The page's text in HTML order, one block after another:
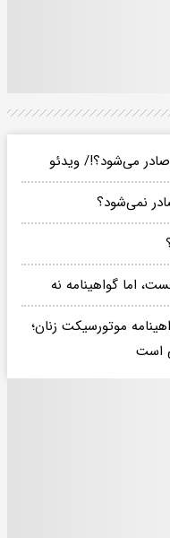
می‌شود؟!/ ویدئو
نمی‌شود؟
اما گواهینامه نه
موتورسیکت زنان؛
است